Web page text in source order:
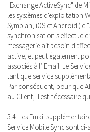
"Exchange ActiveSync" de
les systèmes d'exploitation
Symbian, iOS et Android (le
synchronisation s'effectue
messagerie ait besoin
active, et peut également
associés à l’ Email. Le
tant que service
Par conséquent, pour que
au Client, il est nécessaire
3.4. Les Email
Service Mobile Sync sont